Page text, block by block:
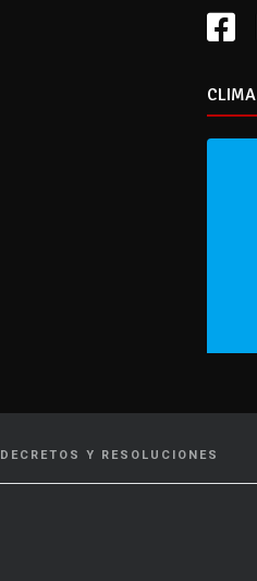
CLIMA
DECRETOS Y RESOLUCIONES